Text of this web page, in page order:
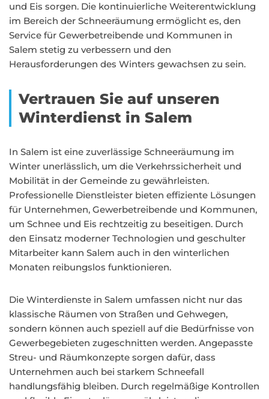
und Eis sorgen. Die kontinuierliche Weiterentwicklung
im Bereich der Schneeräumung ermöglicht es, den
Service für Gewerbetreibende und Kommunen in
Salem stetig zu verbessern und den
Herausforderungen des Winters gewachsen zu sein.
Vertrauen Sie auf unseren
Winterdienst in Salem
In Salem ist eine zuverlässige Schneeräumung im
Winter unerlässlich, um die Verkehrssicherheit und
Mobilität in der Gemeinde zu gewährleisten.
Professionelle Dienstleister bieten effiziente Lösungen
für Unternehmen, Gewerbetreibende und Kommunen,
um Schnee und Eis rechtzeitig zu beseitigen. Durch
den Einsatz moderner Technologien und geschulter
Mitarbeiter kann Salem auch in den winterlichen
Monaten reibungslos funktionieren.
Die Winterdienste in Salem umfassen nicht nur das
klassische Räumen von Straßen und Gehwegen,
sondern können auch speziell auf die Bedürfnisse von
Gewerbegebieten zugeschnitten werden. Angepasste
Streu- und Räumkonzepte sorgen dafür, dass
Unternehmen auch bei starkem Schneefall
handlungsfähig bleiben. Durch regelmäßige Kontrollen